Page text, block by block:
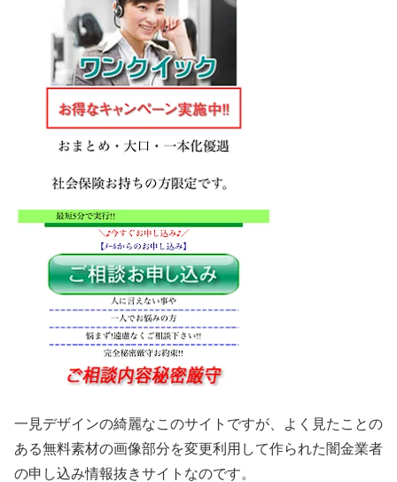
一見デザインの綺麗なこのサイトですが、よく見たことの
ある無料素材の画像部分を変更利用して作られた闇金業者
の申し込み情報抜きサイトなのです。